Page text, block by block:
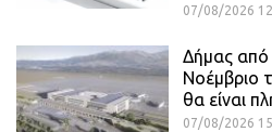
07/08/2026
Δήμας από
Νοέμβριο
θα είναι
07/08/2026